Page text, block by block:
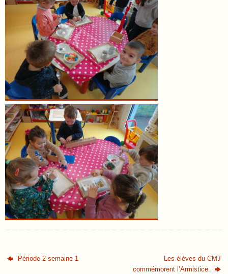
Période 2 semaine 1
Les élèves du CMJ
commémorent l’Armistice.